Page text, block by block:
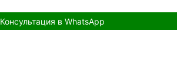
Консультация в WhatsApp